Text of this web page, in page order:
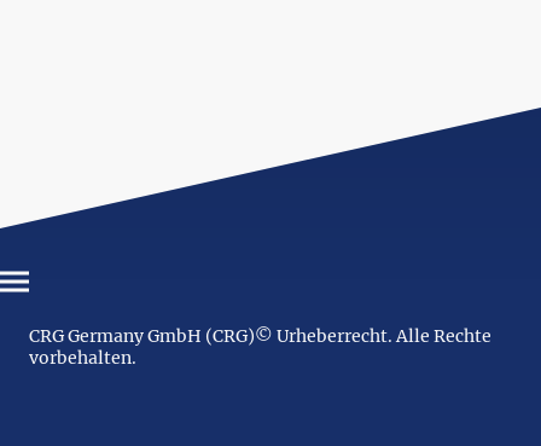
CRG Germany GmbH (CRG)© Urheberrecht. Alle Rechte
vorbehalten.